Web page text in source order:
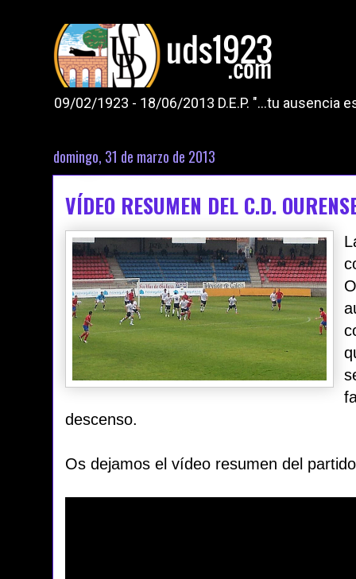
09/02/1923 - 18/06/2013 D.E.P. "...tu ausencia
domingo, 31 de marzo de 2013
VÍDEO RESUMEN DEL C.D.
descenso.
Os dejamos el vídeo resumen del